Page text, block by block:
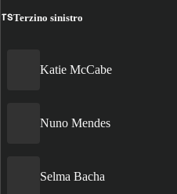
TSTerzino sinistro
Katie McCabe
Nuno Mendes
Selma Bacha